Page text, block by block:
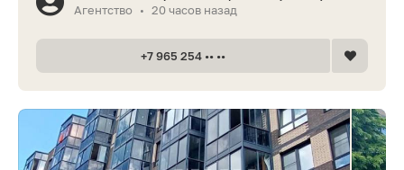
Агентство
• 20 часов назад
+7 965 254 •• ••